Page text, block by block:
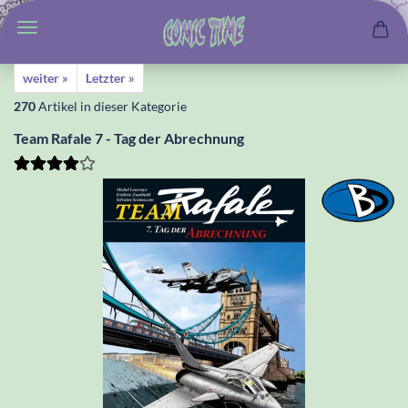
weiter »
Letzter »
270Artikel in dieser Kategorie
Team Rafale 7 - Tag der Abrechnung